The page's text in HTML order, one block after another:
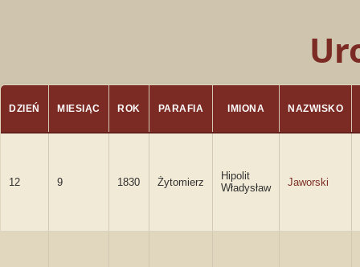
DZIEŃ MIESIĄC ROK PARAFIA IMIONA NAZWISKO
12 9 1830 Żytomierz
Hipolit
Władysław
Jaworski